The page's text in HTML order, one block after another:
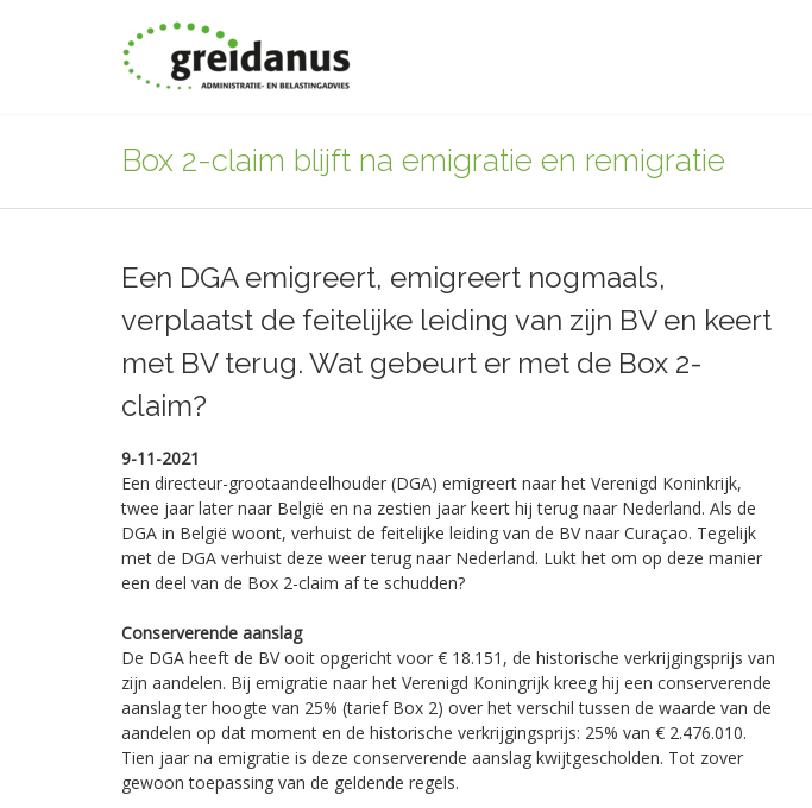
Box 2-claim blijft na emigratie en remigratie
Een DGA emigreert, emigreert nogmaals,
verplaatst de feitelijke leiding van zijn BV en keert
met BV terug. Wat gebeurt er met de Box 2-
claim?
9-11-2021
Een directeur-grootaandeelhouder (DGA) emigreert naar het Verenigd Koninkrijk,
twee jaar later naar België en na zestien jaar keert hij terug naar Nederland. Als de
DGA in België woont, verhuist de feitelijke leiding van de BV naar Curaçao. Tegelijk
met de DGA verhuist deze weer terug naar Nederland. Lukt het om op deze manier
een deel van de Box 2-claim af te schudden?
Conserverende aanslag
De DGA heeft de BV ooit opgericht voor € 18.151, de historische verkrijgingsprijs van
zijn aandelen. Bij emigratie naar het Verenigd Koningrijk kreeg hij een conserverende
aanslag ter hoogte van 25% (tarief Box 2) over het verschil tussen de waarde van de
aandelen op dat moment en de historische verkrijgingsprijs: 25% van € 2.476.010.
Tien jaar na emigratie is deze conserverende aanslag kwijtgescholden. Tot zover
gewoon toepassing van de geldende regels.